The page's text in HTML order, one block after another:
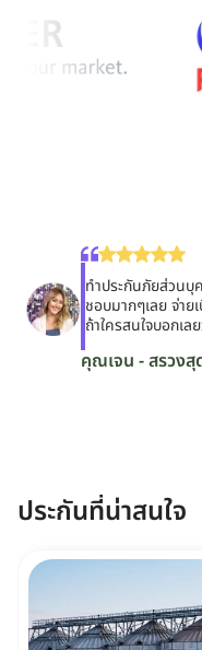
ทำประกันภัยส่วนบุ
ชอบมากๆเลย จ่าย
ถ้าใครสนใจบอกเ
คุณเจน - สรวงสุ
ประกันที่น่าสนใจ